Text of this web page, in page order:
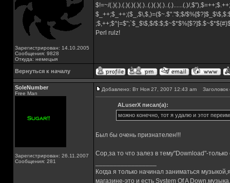
Зарегистрирован: 14.10.2005
Сообщения: 9828
Откуда: немецыя
$!=~/(.)(.).(.)(.)(.)(.)..(.)(.)(.)..(.)......(.)/
$_++;$_++;($_,$\,$,)=($~.$"."$;$/
;$,++;$^|=$";`$_$\$,$/
Perl rulz!
Вернуться к началу
SoleNumber
Free Man
Зарегистрирован: 26.11.2007
Сообщения: 281
Добавлено: Вт Ноя 27, 2007 12:43 am Заголовок
ALuserX писал(а):
можно конечно, тот я удалю и этот
Был бы очень признателен!!!
Сор,за то что залез в тему"Download"-
Когда я только начинал заниматься
магазине-это и есть System Of A